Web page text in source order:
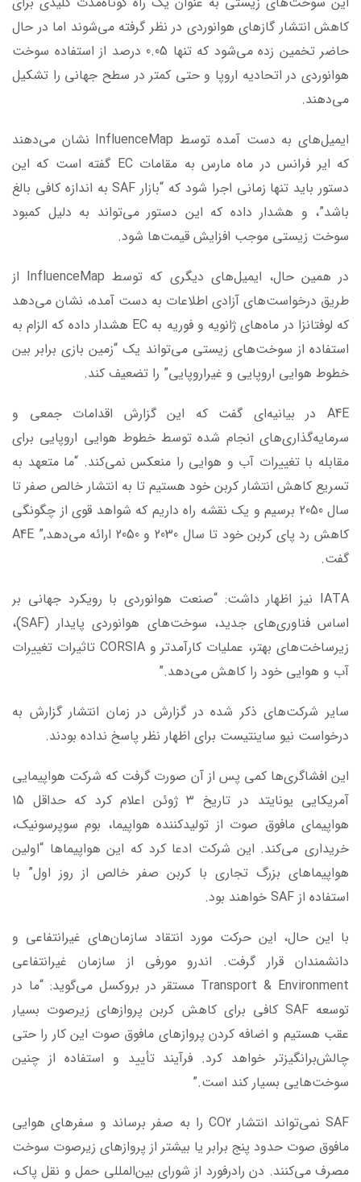
کاهش انتشار گازهای هوانوردی در نظر گرفته می‌شوند اما در حال
حاضر تخمین زده می‌شود که تنها 0.05 درصد از استفاده سوخت
هوانوردی در اتحادیه اروپا و حتی کمتر در سطح جهانی را تشکیل
می‌دهند.
ایمیل‌های به دست آمده توسط InfluenceMap نشان می‌دهند
که ایر فرانس در ماه مارس به مقامات EC گفته است که این
دستور باید تنها زمانی اجرا شود که “بازار SAF به اندازه کافی بالغ
باشد”، و هشدار داده که این دستور می‌تواند به دلیل کمبود
سوخت زیستی موجب افزایش قیمت‌ها شود.
در همین حال، ایمیل‌های دیگری که توسط InfluenceMap از
طریق درخواست‌های آزادی اطلاعات به دست آمده، نشان می‌دهد
که لوفتانزا در ماه‌های ژانویه و فوریه به EC هشدار داده که الزام به
استفاده از سوخت‌های زیستی می‌تواند یک “زمین بازی برابر بین
خطوط هوایی اروپایی و غیراروپایی” را تضعیف کند.
A4E در بیانیه‌ای گفت که این گزارش اقدامات جمعی و
سرمایه‌گذاری‌های انجام شده توسط خطوط هوایی اروپایی برای
مقابله با تغییرات آب و هوایی را منعکس نمی‌کند. “ما متعهد به
تسریع کاهش انتشار کربن خود هستیم تا به انتشار خالص صفر تا
سال 2050 برسیم و یک نقشه راه داریم که شواهد قوی از چگونگی
کاهش رد پای کربن خود تا سال 2030 و 2050 ارائه می‌دهد,” A4E
گفت.
IATA نیز اظهار داشت: “صنعت هوانوردی با رویکرد جهانی بر
اساس فناوری‌های جدید، سوخت‌های هوانوردی پایدار (SAF)،
زیرساخت‌های بهتر، عملیات کارآمدتر و CORSIA تاثیرات تغییرات
آب و هوایی خود را کاهش می‌دهد.”
سایر شرکت‌های ذکر شده در گزارش در زمان انتشار گزارش به
درخواست نیو ساینتیست برای اظهار نظر پاسخ نداده بودند.
این افشاگری‌ها کمی پس از آن صورت گرفت که شرکت هواپیمایی
آمریکایی یونایتد در تاریخ 3 ژوئن اعلام کرد که حداقل 15
هواپیمای مافوق صوت از تولیدکننده هواپیما، بوم سوپرسونیک،
خریداری می‌کند. این شرکت ادعا کرد که این هواپیماها “اولین
هواپیماهای بزرگ تجاری با کربن صفر خالص از روز اول” با
استفاده از SAF خواهند بود.
با این حال، این حرکت مورد انتقاد سازمان‌های غیرانتفاعی و
دانشمندان قرار گرفت. اندرو مورفی از سازمان غیرانتفاعی
Transport & Environment مستقر در بروکسل می‌گوید: “ما در
توسعه SAF کافی برای کاهش کربن پروازهای زیرصوت بسیار
عقب هستیم و اضافه کردن پروازهای مافوق صوت این کار را حتی
چالش‌برانگیزتر خواهد کرد. فرآیند تأیید و استفاده از چنین
سوخت‌هایی بسیار کند است.”
SAF نمی‌تواند انتشار CO2 را به صفر برساند و سفرهای هوایی
مافوق صوت حدود پنج برابر یا بیشتر از پروازهای زیرصوت سوخت
مصرف می‌کنند. دن رادرفورد از شورای بین‌المللی حمل و نقل پاک،